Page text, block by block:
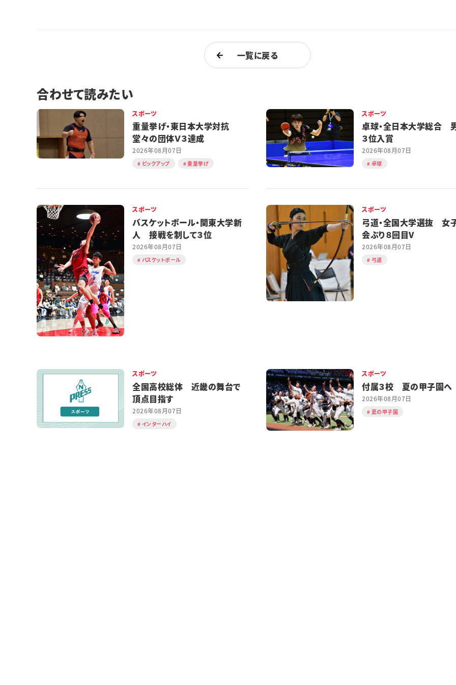
一覧に戻る
合わせて読みたい
スポーツ
重量挙げ・東日本大学対抗
堂々の団体Ｖ３達成
2026年08月07日
ピックアップ 重量挙げ
スポーツ
卓球・全日本大学総合
３位入賞
2026年08月07日
卓球
スポーツ
バスケットボール・関東大学新
人 接戦を制して３位
2026年08月07日
バスケットボール
スポーツ
弓道・全国大学選抜 女
会ぶり８回目V
2026年08月07日
弓道
スポーツ
全国高校総体 近畿の舞台で
頂点目指す
2026年08月07日
インターハイ
スポーツ
付属３校 夏の甲子園へ
2026年08月07日
夏の甲子園